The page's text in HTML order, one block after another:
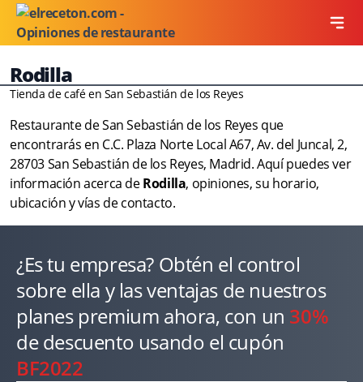
Rodilla
Tienda de café en San Sebastián de los Reyes
Restaurante de San Sebastián de los Reyes que
encontrarás en C.C. Plaza Norte Local A67, Av. del Juncal, 2,
28703 San Sebastián de los Reyes, Madrid. Aquí puedes ver
información acerca deRodilla, opiniones, su horario,
ubicación y vías de contacto.
¿Es tu empresa? Obtén el control
sobre ella y las ventajas de nuestros
planes premium ahora, con un 30%
de descuento usando el cupón
BF2022